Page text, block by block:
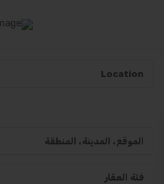
فئة العقار